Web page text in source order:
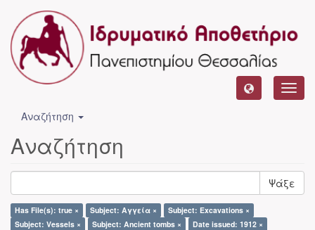
Αναζήτηση
Αναζήτηση
Ψάξε
Has File(s): true × Subject: Αγγεία ×
Subject: Excavations ×
Subject: Vessels ×
Subject: Ancient tombs ×
Date issued: 1912 ×